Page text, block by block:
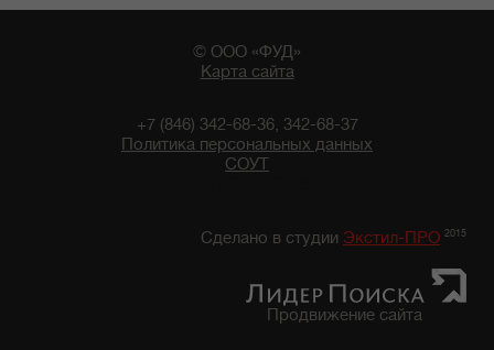
© ООО «ФУД»
Карта сайта
+7 (846) 342-68-36, 342-68-37
Политика персональных данных
СОУТ
Сделано в студии Экстил-ПРО 2015
Продвижение сайта